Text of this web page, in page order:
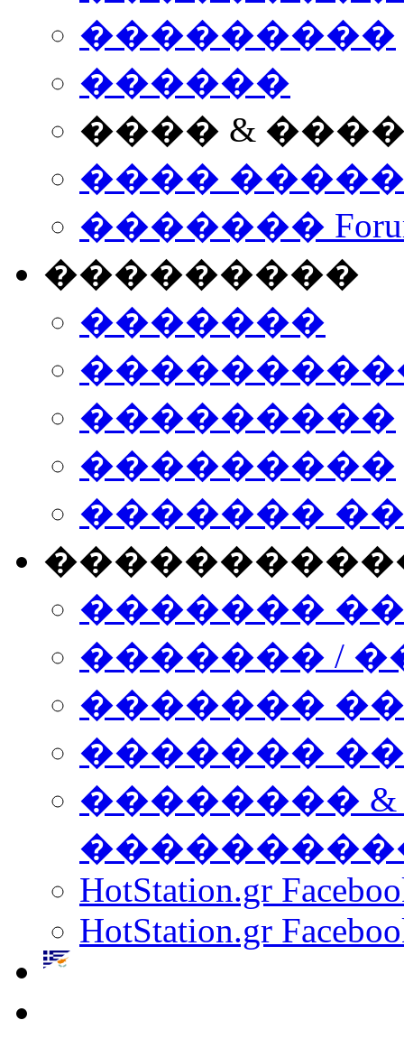
���������
������
���� &
����
�������
���������
�������
���������
���������
�������
�������
������� /
�������
������� ���
��������
HotStation.gr
HotStation.gr